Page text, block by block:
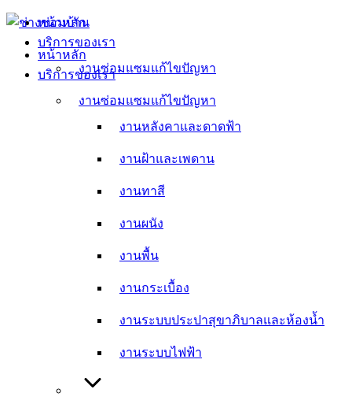
Skip
content
หน้าหลัก
บริการของเรา
งานซ่อมแซมแก้ไขปัญหา
งานหลังคาและดาดฟ้า
งานฝ้าและเพดาน
งานทาสี
งานผนัง
งานพื้น
งานกระเบื้อง
งานระบบประปาสุขาภิบาลและห้องน้ำ
งานระบบไฟฟ้า
หน้าหลัก
บริการของเรา
งานซ่อมแซมแก้ไขปัญหา
งานหลังคาและดาดฟ้า
งานฝ้าและเพดาน
งานทาสี
งานผนัง
งานพื้น
งานกระเบื้อง
งานระบบประปาสุขาภิบาลและห้องน้ำ
งานระบบไฟฟ้า
งานต่อเติม ปรับปรุง รีโนเวทบ้าน อาคาร